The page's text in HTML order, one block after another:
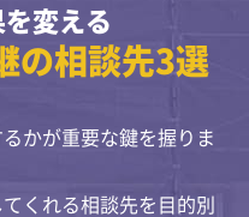
変える
の相談先3選
かが重要な鍵を握りま
くれる相談先を目的別